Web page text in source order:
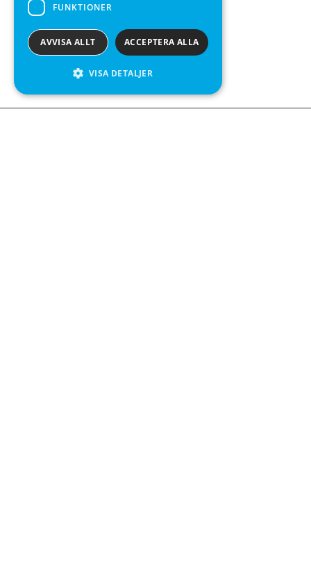
FUNKTIONER
ACCEPTERA ALLA
AVVISA ALLT
VISA DETALJER